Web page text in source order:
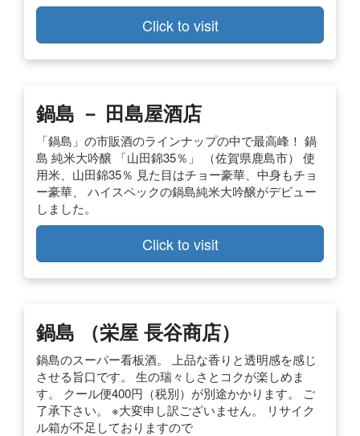
Click to visit
鍋島 － 田島屋酒店
「鍋島」の市販酒のラインナップの中で最高峰！ 鍋
島 純米大吟醸 「山田錦35％」 （佐賀県鹿島市） 使
用米、山田錦35％ 見た目はチョー豪華、中身もチョ
ー豪華、 ハイスペックの鍋島純米大吟醸がデビュー
しました。
Click to visit
鍋島 （栄屋 長谷商店）
鍋島のスーパー看板酒。 上品な香りと透明感を感じ
させる旨口です。 生の瑞々しさとコクが楽しめま
す。 クール便400円（税別）が別途かかります。 ご
了承下さい。 ※大変申し訳ございません。 リサイク
ル箱が不足しておりますので